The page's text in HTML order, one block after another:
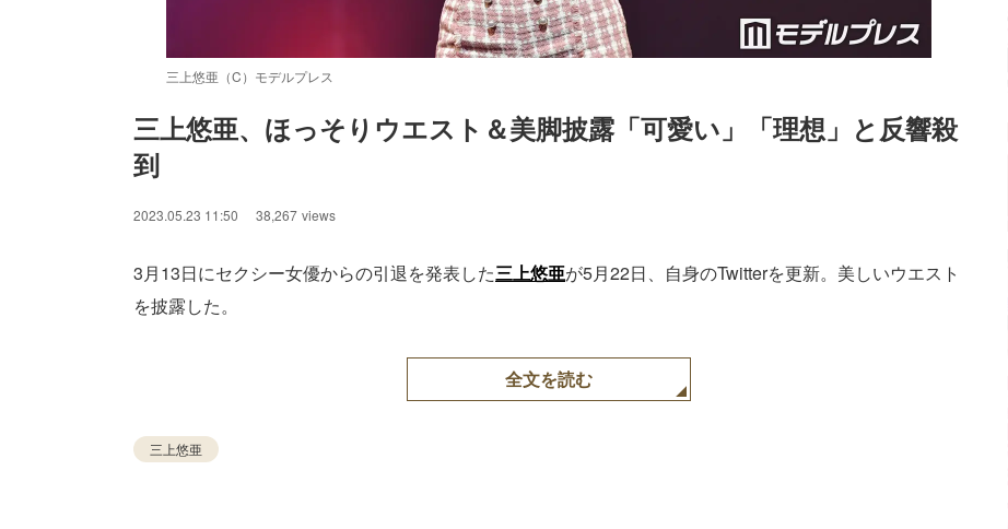
三上悠亜（C）モデルプレス
三上悠亜、ほっそりウエスト＆美脚披露「可愛い」「理想」と反響殺
到
2023.05.23 11:50 38,267 views
3月13日にセクシー女優からの引退を発表した三上悠亜が5月22日、自身のTwitterを更新。美しいウエスト
を披露した。
全文を読む
三上悠亜